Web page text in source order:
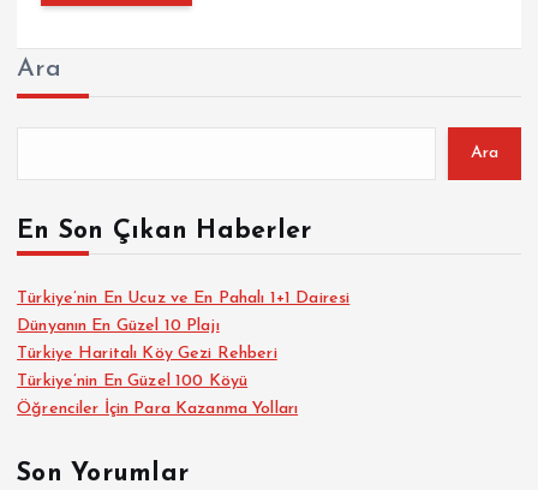
Ara
Ara
En Son Çıkan Haberler
Türkiye’nin En Ucuz ve En Pahalı 1+1 Dairesi
Dünyanın En Güzel 10 Plajı
Türkiye Haritalı Köy Gezi Rehberi
Türkiye’nin En Güzel 100 Köyü
Öğrenciler İçin Para Kazanma Yolları
Son Yorumlar